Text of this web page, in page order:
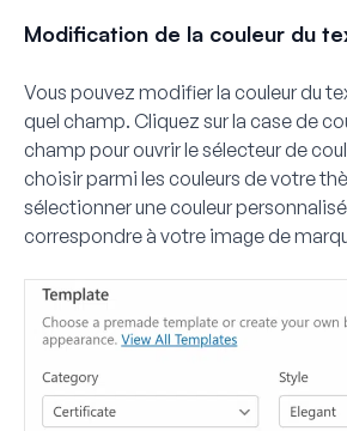
Modification de la couleur du
Vous pouvez modifier la couleur du
quel champ. Cliquez sur la case de
champ pour ouvrir le sélecteur de
choisir parmi les couleurs de votre
sélectionner une couleur
correspondre à votre image de